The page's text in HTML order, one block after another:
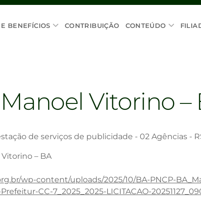
BENEFÍCIOS CONTRIBUIÇÃO CONTEÚDO
Vitorino –
de serviços de publicidade - 02 Agências -
– BA
wp-content/uploads/2025/10/BA-PNCP-
Prefeitur-CC-7_2025_2025-LICITACAO-